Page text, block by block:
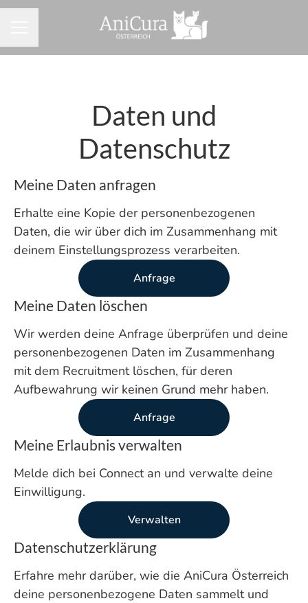
Daten und
Datenschutz
Meine Daten anfragen
Erhalte eine Kopie der personenbezogenen
Daten, die wir über dich im Zusammenhang mit
deinem Einstellungsprozess verarbeiten.
Anfrage
Meine Daten löschen
Wir werden deine Anfrage überprüfen und deine
personenbezogenen Daten im Zusammenhang
mit dem Recruitment löschen, für deren
Aufbewahrung wir keinen Grund mehr haben.
Anfrage
Meine Erlaubnis verwalten
Melde dich bei Connect an und verwalte deine
Einwilligung.
Verwalten
Datenschutzerklärung
Erfahre mehr darüber, wie die AniCura Österreich
deine personenbezogene Daten sammelt und